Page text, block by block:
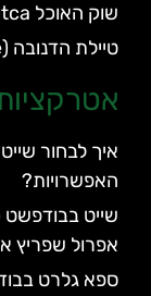
שוק האוכל Hold utca בבודפשט
טיילת הדנובה (Danube Promenade)
איך לבחור
האפשרויות?
שייט בבודפשט
אפרול שפריץ או